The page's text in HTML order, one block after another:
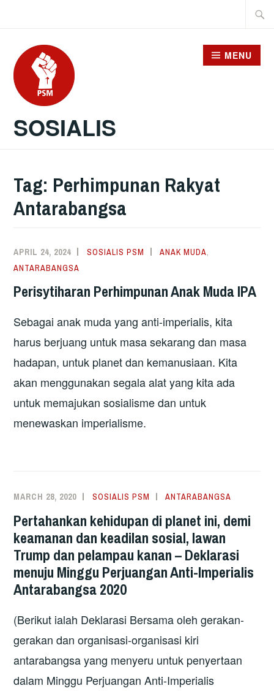
content
SOSIALIS
MENU
Tag: Perhimpunan Rakyat
Antarabangsa
APRIL 24, 2024 SOSIALIS PSM ANAK MUDA,
ANTARABANGSA
Perisytiharan Perhimpunan Anak Muda IPA
Sebagai anak muda yang anti-imperialis, kita
harus berjuang untuk masa sekarang dan masa
hadapan, untuk planet dan kemanusiaan. Kita
akan menggunakan segala alat yang kita ada
untuk memajukan sosialisme dan untuk
menewaskan imperialisme.
MARCH 28, 2020 SOSIALIS PSM ANTARABANGSA
Pertahankan kehidupan di planet ini, demi
keamanan dan keadilan sosial, lawan
Trump dan pelampau kanan – Deklarasi
menuju Minggu Perjuangan Anti-Imperialis
Antarabangsa 2020
(Berikut ialah Deklarasi Bersama oleh gerakan-
gerakan dan organisasi-organisasi kiri
antarabangsa yang menyeru untuk penyertaan
dalam Minggu Perjuangan Anti-Imperialis